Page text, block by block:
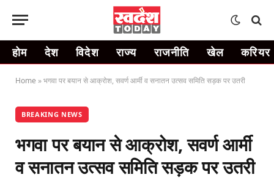
होम देश विदेश राज्य राजनीति खेल करियर
Home »भगवा पर बयान से आक्रोश, सवर्ण आर्मी व सनातन उत्सव समिति सड़क पर उतरी
BREAKING NEWS
भगवा पर बयान से आक्रोश, सवर्ण आर्मी
व सनातन उत्सव समिति सड़क पर उतरी